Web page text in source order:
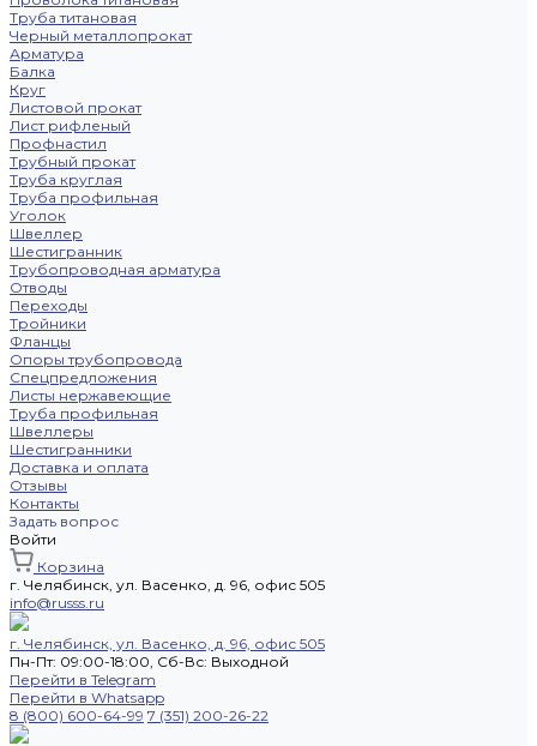
Труба титановая
Черный металлопрокат
Арматура
Балка
Круг
Листовой прокат
Лист рифленый
Профнастил
Трубный прокат
Труба круглая
Труба профильная
Уголок
Швеллер
Шестигранник
Трубопроводная арматура
Отводы
Переходы
Тройники
Фланцы
Опоры трубопровода
Спецпредложения
Листы нержавеющие
Труба профильная
Швеллеры
Шестигранники
Доставка и оплата
Отзывы
Контакты
Задать вопрос
Войти
Корзина
г. Челябинск, ул. Васенко, д. 96, офис 505
info@russs.ru
г. Челябинск, ул. Васенко, д. 96, офис 505
Пн-Пт: 09:00-18:00, Cб-Вс: Выходной
Перейти в Telegram
Перейти в Whatsapp
8 (800) 600-64-99 7 (351) 200-26-22